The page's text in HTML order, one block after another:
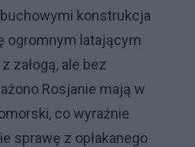
konstrukcja
ogromnym latającym
załogą, ale bez
Rosjanie mają w
co wyraźnie
sprawę z opłakanego